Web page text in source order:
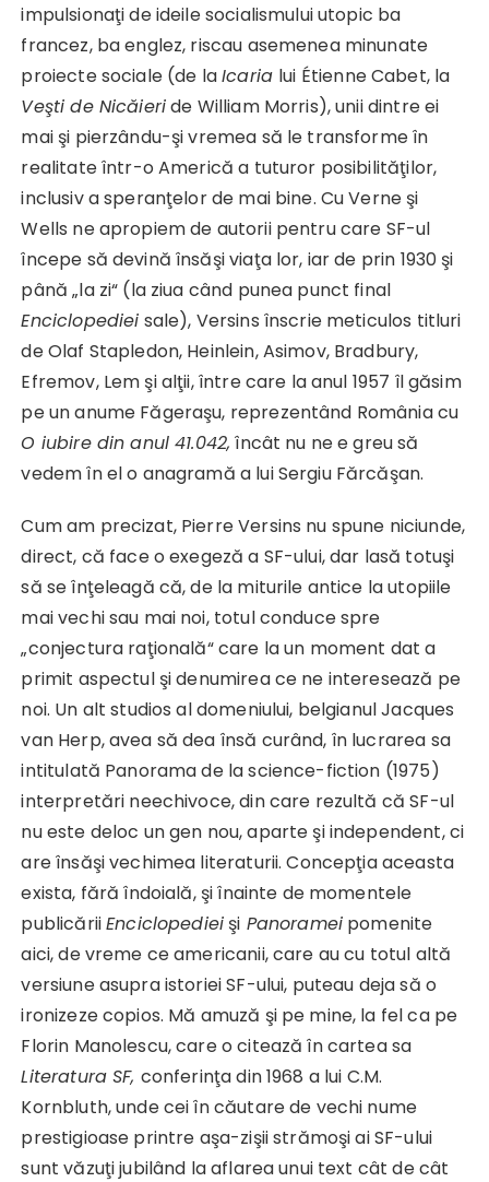
impulsionaţi de ideile socialismului utopic ba
francez, ba englez, riscau asemenea minunate
proiecte sociale (de laIcaria lui Étienne Cabet, la
Veşti de Nicăieride William Morris), unii dintre ei
mai şi pierzându-şi vremea să le transforme în
realitate într-o Americă a tuturor posibilităţilor,
inclusiv a speranţelor de mai bine. Cu Verne şi
Wells ne apropiem de autorii pentru care SF-ul
începe să devină însăşi viaţa lor, iar de prin 1930 şi
până „la zi“ (la ziua când punea punct final
Enciclopediei sale), Versins înscrie meticulos titluri
de Olaf Stapledon, Heinlein, Asimov, Bradbury,
Efremov, Lem şi alţii, între care la anul 1957 îl găsim
pe un anume Făgeraşu, reprezentând România cu
O iubire din anul 41.042, încât nu ne e greu să
vedem în el o anagramă a lui Sergiu Fărcăşan.
Cum am precizat, Pierre Versins nu spune niciunde,
direct, că face o exegeză a SF-ului, dar lasă totuşi
să se înţeleagă că, de la miturile antice la utopiile
mai vechi sau mai noi, totul conduce spre
„conjectura raţională“ care la un moment dat a
primit aspectul şi denumirea ce ne interesează pe
noi. Un alt studios al domeniului, belgianul Jacques
van Herp, avea să dea însă curând, în lucrarea sa
intitulată Panorama de la science-fiction (1975)
interpretări neechivoce, din care rezultă că SF-ul
nu este deloc un gen nou, aparte şi independent, ci
are însăşi vechimea literaturii. Concepţia aceasta
exista, fără îndoială, şi înainte de momentele
publicăriiEnciclopediei şi Panoramei pomenite
aici, de vreme ce americanii, care au cu totul altă
versiune asupra istoriei SF-ului, puteau deja să o
ironizeze copios. Mă amuză şi pe mine, la fel ca pe
Florin Manolescu, care o citează în cartea sa
Literatura SF, conferinţa din 1968 a lui C.M.
Kornbluth, unde cei în căutare de vechi nume
prestigioase printre aşa-zişii strămoşi ai SF-ului
sunt văzuţi jubilând la aflarea unui text cât de cât